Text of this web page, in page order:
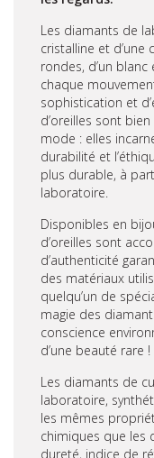
Les diamants de
cristalline et d’une
rondes, d’un
chaque
sophistication et
d’oreilles sont
mode : elles
durabilité et
plus durable, à
laboratoire.
Disponibles en
d’oreilles sont
d’authenticité
des matériaux
quelqu’un de
magie des
conscience
d’une beauté rare !
Les diamants de
laboratoire,
les mêmes
chimiques que les
dureté, indice de